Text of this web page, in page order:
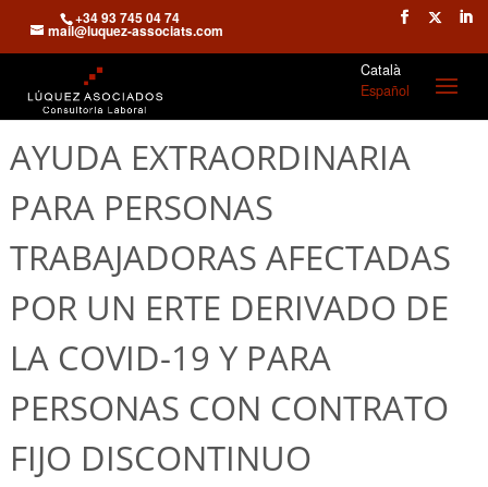
+34 93 745 04 74
mail@luquez-associats.com
Català
Español
AYUDA EXTRAORDINARIA
PARA PERSONAS
TRABAJADORAS AFECTADAS
POR UN ERTE DERIVADO DE
LA COVID-19 Y PARA
PERSONAS CON CONTRATO
FIJO DISCONTINUO